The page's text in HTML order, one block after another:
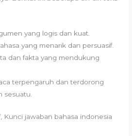
yang logis dan kuat.
yang menarik dan persuasif.
dan fakta yang mendukung
terpengaruh dan terdorong
sesuatu.
Kunci jawaban bahasa indonesia